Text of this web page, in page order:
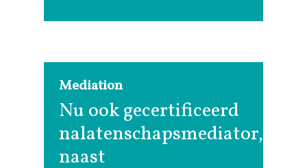
Mediation
Nu ook gecertificeerd
nalatenschapsmediator,
naast